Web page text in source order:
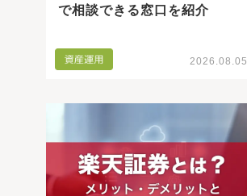
で相談できる窓口を紹介
2026.08.05